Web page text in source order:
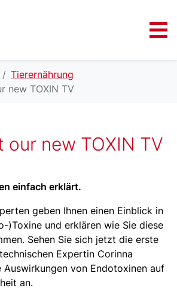
Tierernährung
new TOXIN TV
our new TOXIN TV
einfach erklärt.
geben Ihnen einen Einblick in
)Toxine und erklären wie Sie diese
Sehen Sie sich jetzt die erste
Expertin Corinna
Auswirkungen von Endotoxinen auf
an.